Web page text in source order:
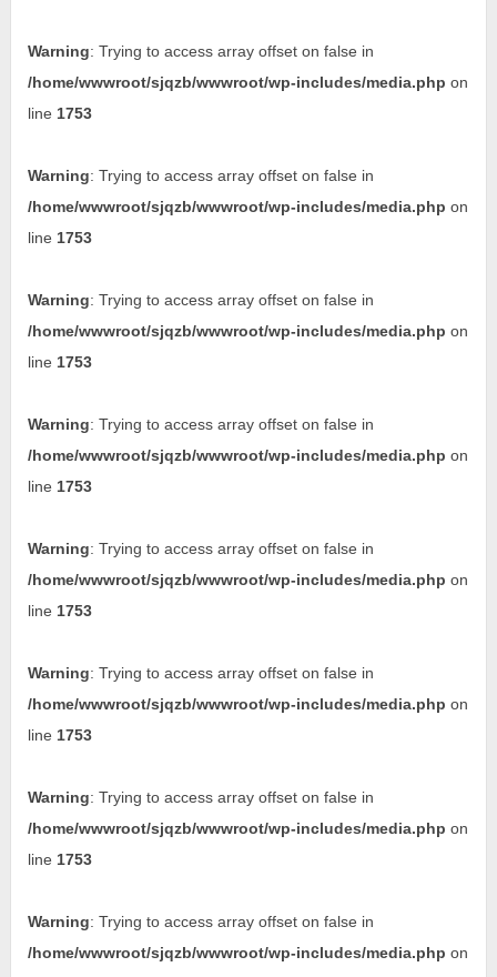
Warning: Trying to access array offset on false in
/home/wwwroot/sjqzb/wwwroot/wp-includes/media.php on
line 1753
Warning: Trying to access array offset on false in
/home/wwwroot/sjqzb/wwwroot/wp-includes/media.php on
line 1753
Warning: Trying to access array offset on false in
/home/wwwroot/sjqzb/wwwroot/wp-includes/media.php on
line 1753
Warning: Trying to access array offset on false in
/home/wwwroot/sjqzb/wwwroot/wp-includes/media.php on
line 1753
Warning: Trying to access array offset on false in
/home/wwwroot/sjqzb/wwwroot/wp-includes/media.php on
line 1753
Warning: Trying to access array offset on false in
/home/wwwroot/sjqzb/wwwroot/wp-includes/media.php on
line 1753
Warning: Trying to access array offset on false in
/home/wwwroot/sjqzb/wwwroot/wp-includes/media.php on
line 1753
Warning: Trying to access array offset on false in
/home/wwwroot/sjqzb/wwwroot/wp-includes/media.php on